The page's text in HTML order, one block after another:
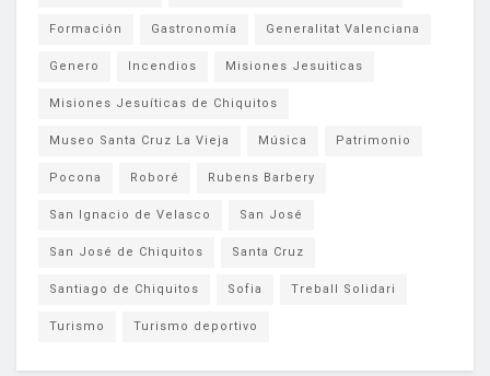
Formación Gastronomía Generalitat Valenciana
Genero Incendios Misiones Jesuiticas
Misiones Jesuíticas de Chiquitos
Museo Santa Cruz La Vieja Música Patrimonio
Pocona Roboré Rubens Barbery
San Ignacio de Velasco San José
San José de Chiquitos Santa Cruz
Santiago de Chiquitos Sofia Treball Solidari
Turismo Turismo deportivo